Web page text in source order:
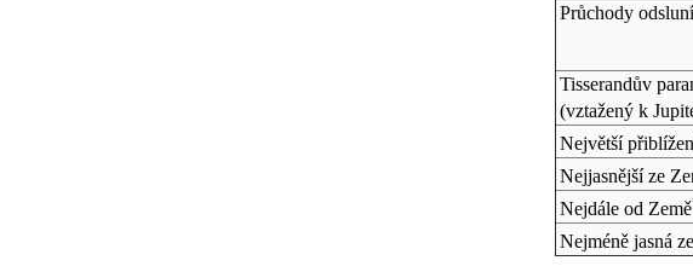
Průchody
Tisserandův
(vztažený k
Největší
Nejjasnější ze
Nejdále od Země
Nejméně jasná